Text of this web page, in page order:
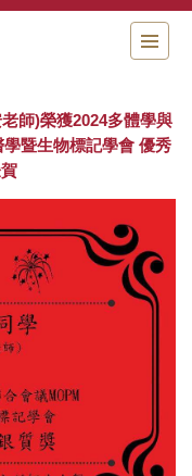
師)榮獲2024多體學與
暨生物標記學會 優秀